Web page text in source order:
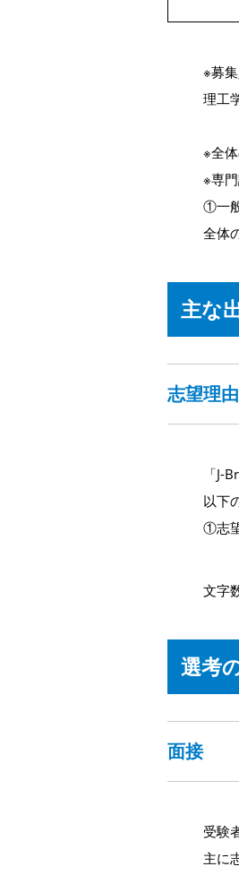
※募
理工
※全
※専
①一
全体
主な
志望理
「J-
以下
①志
文字
選考
面接
受験
主に